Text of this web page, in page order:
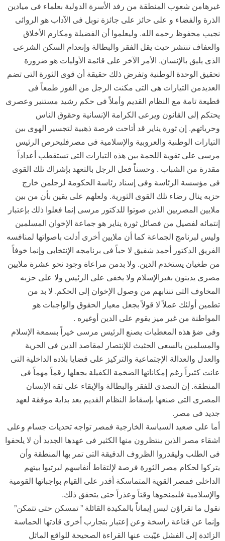
غيرهامن شعوب المنطقة من رفد الأسرة الدولية بعلماء فى ميادين
الذرة والفضاء و على حائز على جائزة نوبل فى الآداب هو الروائى
نجيب محفوظ رحمه الله. وليعلموا أن الفضيلة ومكارم الأخلاق
والعفاف تنتشر حيث يقل الفقر والبطالة وإنعدام السكن الشرعى
الذى يليق بالإنسان. الأمر الآخر على قائمة الأوليات هو ضرورة
تحقيق الوحدة الوطنية وتفرض ذلك حقيقة أن قوى الثورة التى تضم
العديدمن التيارات هى التى مكنت الرجل من الفوز طمعاً فى
قطيعة تامة مع النظام القديم وأملاً فى حكم رشيد مستنير وعصرى
يحتكم إلى القانون ويرعى الكرامة الإنسانية وحقوق الناس
وحرياتهم. إن ثورة يناير قد أتاحت فرصة ذهبية لتجسير الهوى بين
التيارات الوطنية والعروبية والإسلامية فى مصرفليحرص الرئيس
مرسى على تقوية اللحمة بين هذه التيارات التى تستقطب أعداداً
مقدرة من الشباب . وحسناً فعل الرجل بالتعهد بإشراك تلك القوى
فى مؤسسة الرئاسة وفى إسناد رئاسة الحكومة لرجلمن خارج
حزبه ينال رضاء تلك القوى الثورية. ولعلهم على يقين بأن من بين
ملايين المصريين الذين صوتوا للدكتور مرسى إنما فعلوا ذلك بإعتبار
إنتمائه لفصيل من فصائل ثورة يناير هو جماعة الإخوان المسلمين
وليس لبرنامج الجماعة كما أن ملايين أخرى أدلت باصواتها لمنافسه
الفريق الدكتور أحمد شفيق لا حباً فى برنامجه الإنتخابى وإنما خوفاً
من طغيان يستخدم الدين. ولا بدمن مراعاة وجود نحو عشرة ملايين
مصرى يدينون بغيرالإسلام ولا يخفى على الرئيس ولا على حزبه
المخاوف التى تنتابهم من وصول الإخوان إلى الحكم. لا بد من
تطمين أولئك عملاً لا قولاً بجعل معيار الحقوق والواجبات هو
المواطنة من غير ميز يقوم على الدين أوغيره .
وفى ضؤ هذه المعطيات يصنع الرئيس مرسى خيراً بسمعة الإسلام
والمسلمين بالسعى الحثيث للإنتصار لمقاصد الدين فى الحرية
والعدل والعدالة الإجتماعية والتركيز على قضايا بلاده الداخلية التى
عانت كثيراً رغم إمكاناتها الضخمة الكفيلة بجعلها رقماً مهماً فى
المنطقة. إن التصدى للفقر والبطالة والإبقاء على ثقة الإنسان
المصرى التى صنعها بإسقاط النظام القديم يعد بداية موفقة لعهد
جديد فى مصر.
أما على صعيد السياسة الخارجية فمصر تواجه تحديات جسام وعلى
اشقاء مصر الذين ينتظرون منها الكثير فى عهدها الجديد أن لا يلحفوا
فى الطلب وليقدروا الظروف الدقيقة التى تمر بها المنطقة وأن
يتركوا لحكام مصر الثورة فرصة لإلتقاط أنفاسهم ليرتبوا بيتهم
الداخلى فمصر القوية المتماسكة أقدر على القيام بواجباتها القومية
والإسلامية فليمنحوها وقتاً وعذراً حتى يتحقق ذلك.
نقول ما تقراؤن ليس إيماناً بالمكيدة القائلة ” تمسكن حتى تتمكن”
وإنما عن قناعة راسخة وعن إعتبار بتجارب أخرى قادتها الحماسة
الزائدة إلى الفشل غيّبت عنها القراءة الصحيحة للواقع الماثل